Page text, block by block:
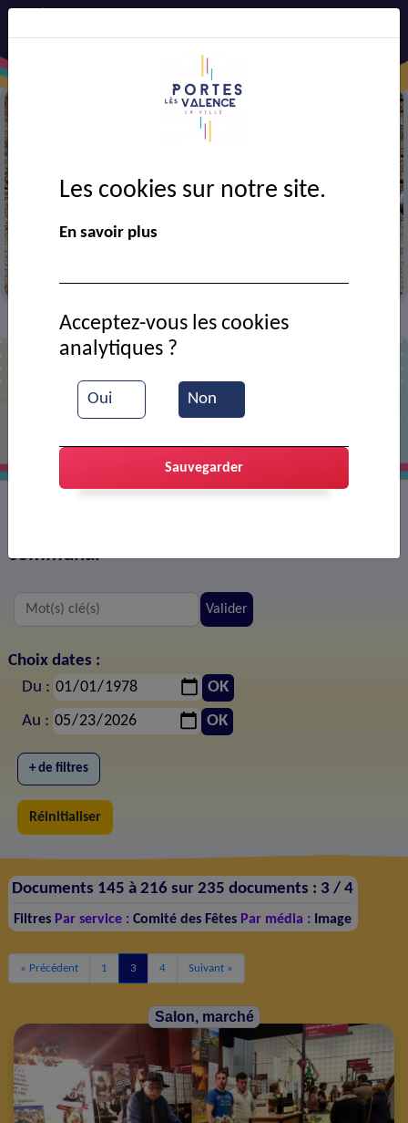
> VIE MUNICIPALE > Ressources documentaires
Liste des documents
communal
Valider
Choix dates :
Du :
OK
Au :
OK
+ de filtres
Réinitialiser
Documents 145 à 216 sur 235 documents : 3 /4
Filtres Par service : Comité des Fêtes Par média : Image
« Précédent 1 3 4 Suivant »
Salon, marché
Les cookies sur notre site.
En savoir plus
Oui Non
Acceptez-vous les cookies
analytiques ?
Sauvegarder